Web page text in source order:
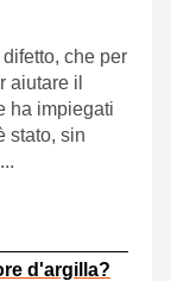
che per
aiutare il
ha impiegati
stato, sin
d'argilla?